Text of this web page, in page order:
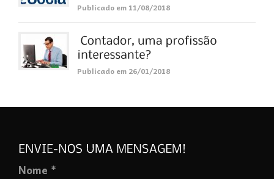
Publicado em 11/08/2018
Publicado em 26/01/2018
Nome *